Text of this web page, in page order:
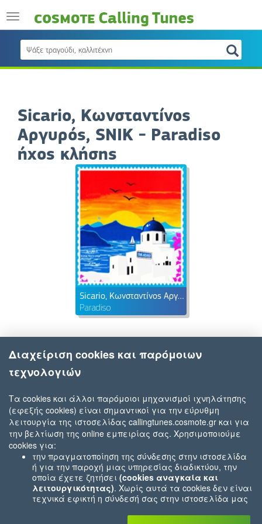
Sicario, Κωνσταντίνος
Αργυρός, SNIK - Paradiso
ήχος κλήσης
Sicario, Κωνσταντίνος Αργυρός, SNIK
Paradiso
Διαχείριση cookies και παρόμοιων
τεχνολογιών
Τα cookies και άλλοι παρόμοιοι μηχανισμοί ιχνηλάτησης
(εφεξής cookies) είναι σημαντικοί για την εύρυθμη
λειτουργία της ιστοσελίδας callingtunes.cosmote.gr και για
την βελτίωση της online εμπειρίας σας. Χρησιμοποιούμε
cookies για:
την πραγματοποίηση της σύνδεσης στην ιστοσελίδα
ή για την παροχή μιας υπηρεσίας διαδικτύου, την
οποία έχετε ζητήσει (cookies αναγκαία και
λειτουργικότητας). Χωρίς αυτά τα cookies δεν είναι
τεχνικά εφικτή η σύνδεσή σας στην ιστοσελίδα μας
που εσείς μας ζητήσατε (π.χ.cookies που αφορούν